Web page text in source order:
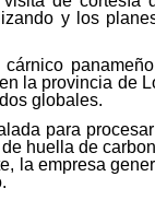
y los
la provincia de
globales.
para
huella de
la empresa